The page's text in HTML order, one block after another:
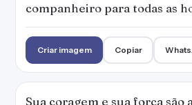
companheiro para todas as
Criar imagem Copiar
Sua coragem e sua força são